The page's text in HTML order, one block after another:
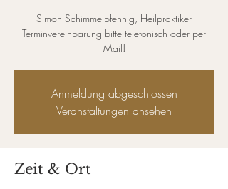
Simon Schimmelpfennig, Heilpraktiker
Terminvereinbarung bitte telefonisch oder per
Mail!
Anmeldung abgeschlossen
Veranstaltungen ansehen
Zeit & Ort